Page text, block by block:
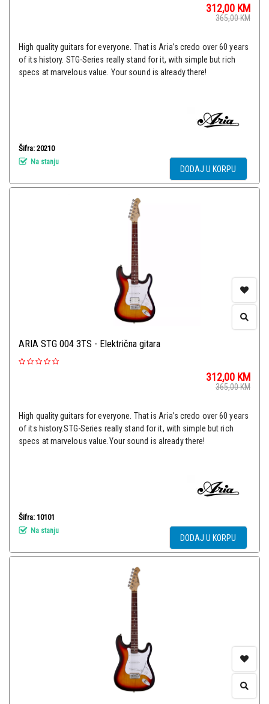
312,00 KM
365,00KM
High quality guitars for everyone. That is Aria’s credo over 60 years
of its history. STG-Series really stand for it, with simple but rich
specs at marvelous value. Your sound is already there!
Šifra: 20210
Na stanju
DODAJ U KORPU
ARIA STG 004 3TS - Električna gitara
312,00 KM
365,00KM
High quality guitars for everyone. That is Aria’s credo over 60 years
of its history.STG-Series really stand for it, with simple but rich
specs at marvelous value.Your sound is already there!
Šifra: 10101
Na stanju
DODAJ U KORPU